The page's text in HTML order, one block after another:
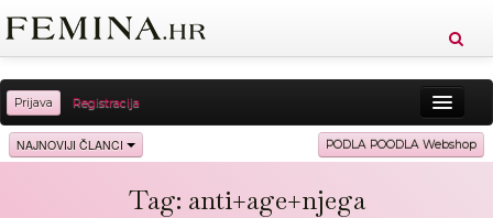
Prijava Registracija
Sreća Zdravlje Vitkost
Ljubav Putovanja
NAJNOVIJI ČLANCI PODLA POODLA Webshop
Tag: anti+age+njega